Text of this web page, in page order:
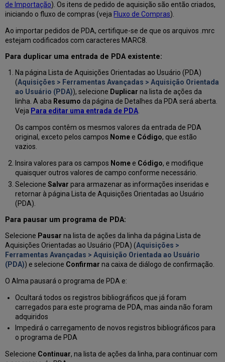
de Importação). Os itens de pedido de aquisição são então criados,
iniciando o fluxo de compras (veja Fluxo de Compras).
Ao importar pedidos de PDA, certifique-se de que os arquivos .mrc
estejam codificados com caracteres MARC8.
Para duplicar uma entrada de PDA existente:
Na página Lista de Aquisições Orientadas ao Usuário (PDA)
(Aquisições > Ferramentas Avançadas > Aquisição Orientada
ao Usuário (PDA)), selecione Duplicar na lista de ações da
linha. A aba Resumo da página de Detalhes da PDA será aberta.
Veja Para editar uma entrada de PDA.
Os campos contêm os mesmos valores da entrada de PDA
original, exceto pelos campos Nomee Código, que estão
vazios.
Insira valores para os campos Nomee Código, e modifique
quaisquer outros valores de campo conforme necessário.
Selecione Salvar para armazenar as informações inseridas e
retornar à página Lista de Aquisições Orientadas ao Usuário
(PDA).
Para pausar um programa de PDA:
Selecione Pausar na lista de ações da linha da página Lista de
Aquisições Orientadas ao Usuário (PDA) (Aquisições >
Ferramentas Avançadas > Aquisição Orientada ao Usuário
(PDA)) e selecione Confirmar na caixa de diálogo de confirmação.
O Alma pausará o programa de PDA e:
Ocultará todos os registros bibliográficos que já foram
carregados para este programa de PDA, mas ainda não foram
adquiridos
Impedirá o carregamento de novos registros bibliográficos para
o programa de PDA
Selecione Continuar, na lista de ações da linha, para continuar com